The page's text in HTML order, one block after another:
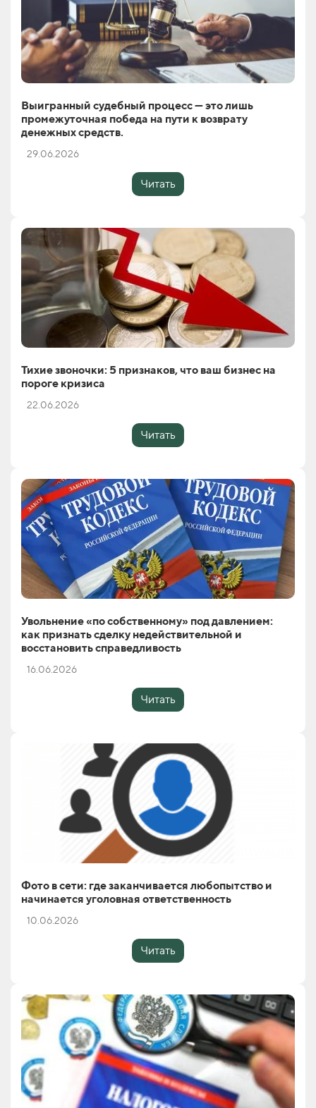
Выигранный судебный процесс — это лишь
промежуточная победа на пути к возврату
денежных средств.
29.06.2026
Читать
Тихие звоночки: 5 признаков, что ваш бизнес на
пороге кризиса
22.06.2026
Читать
Увольнение «по собственному» под давлением:
как признать сделку недействительной и
восстановить справедливость
16.06.2026
Читать
Фото в сети: где заканчивается любопытство и
начинается уголовная ответственность
10.06.2026
Читать